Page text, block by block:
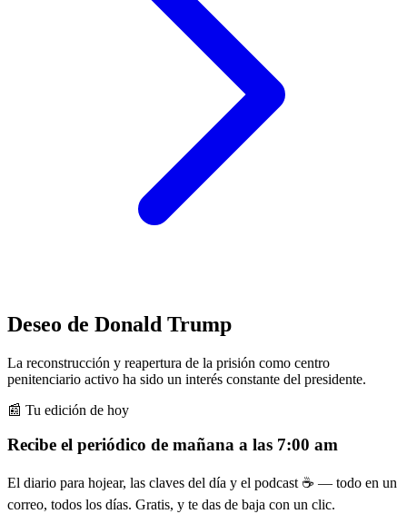
Deseo de Donald Trump
La reconstrucción y reapertura de la prisión como centro
penitenciario activo ha sido un interés constante del presidente.
📰 Tu edición de hoy
Recibe el periódico de mañana a las 7:00 am
El diario para hojear, las claves del día y el podcast ☕ — todo en un
correo, todos los días. Gratis, y te das de baja con un clic.